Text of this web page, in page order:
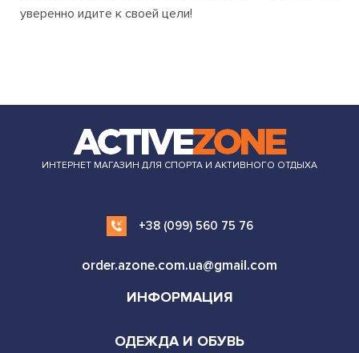
уверенно идите к своей цели!
ИНТЕРНЕТ МАГАЗИН ДЛЯ СПОРТА И АКТИВНОГО ОТДЫХА
+38 (099) 560 75 76
order.azone.com.ua@gmail.com
ИНФОРМАЦИЯ
ОДЕЖДА И ОБУВЬ